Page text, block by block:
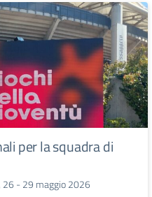
per la squadra di
26 - 29 maggio 2026